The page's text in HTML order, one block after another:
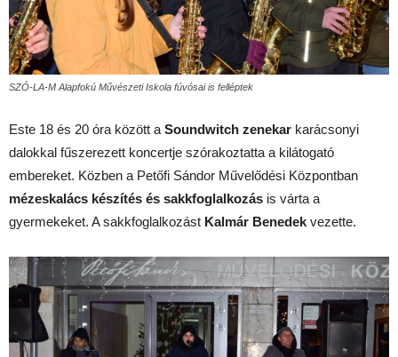
SZÓ-LA-M Alapfokú Művészeti Iskola fúvósai is felléptek
Este 18 és 20 óra között a Soundwitch zenekar karácsonyi
dalokkal fűszerezett koncertje szórakoztatta a kilátogató
embereket. Közben a Petőfi Sándor Művelődési Központban
mézeskalács készítés és sakkfoglalkozás is várta a
gyermekeket. A sakkfoglalkozást Kalmár Benedek vezette.